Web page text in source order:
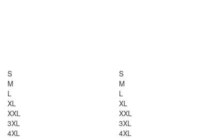
S
M
L
XL
XXL
3XL
4XL
S
M
L
XL
XXL
3XL
4XL